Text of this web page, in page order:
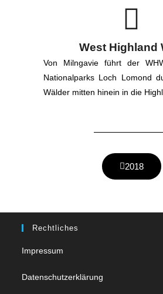
West Highland
Von Milngavie führt der
Nationalparks Loch Lomond
Wälder mitten hinein in die
2018
Rechtliches
Impressum
Datenschutzerklärung